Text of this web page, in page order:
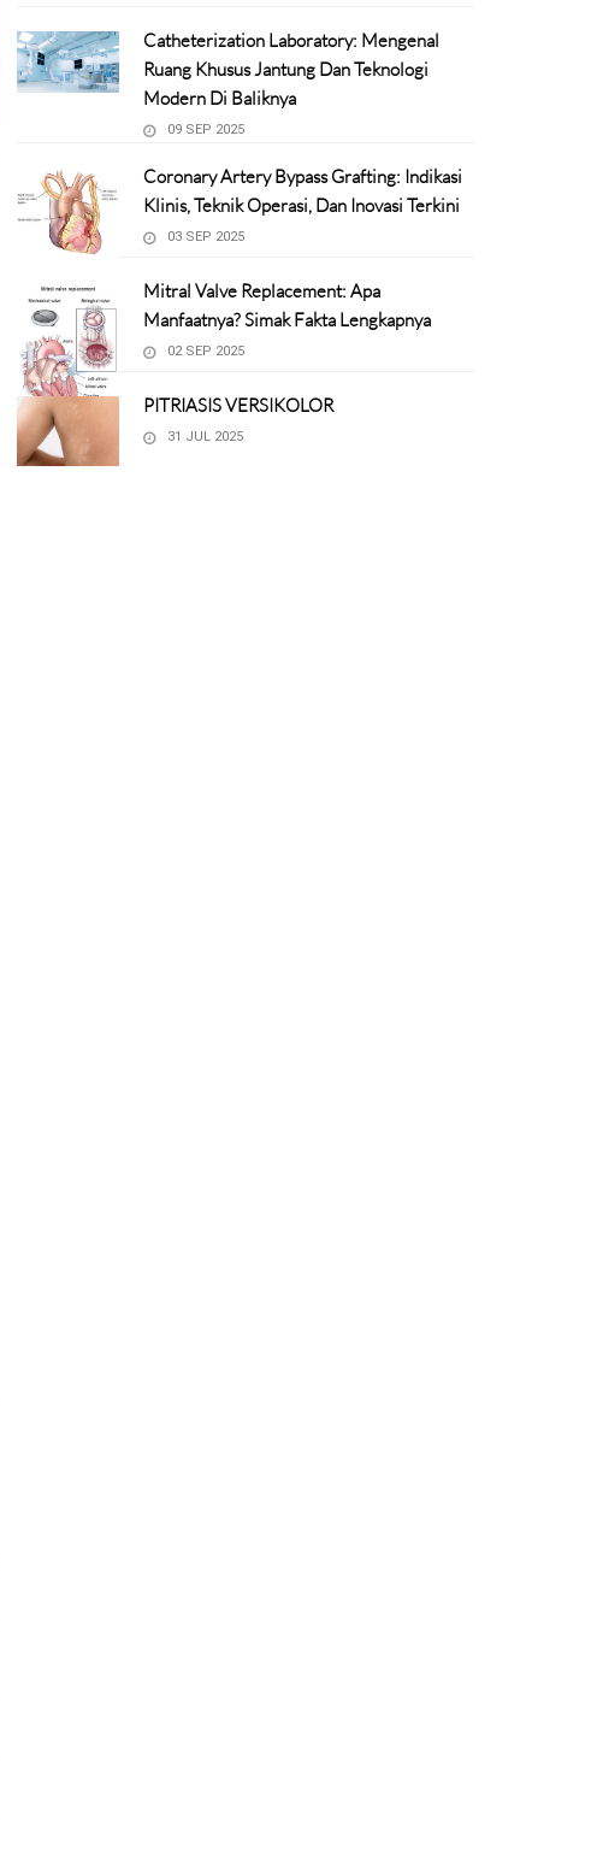
Catheterization Laboratory: Mengenal
Ruang Khusus Jantung Dan Teknologi
Modern Di Baliknya
09 SEP 2025
Coronary Artery Bypass Grafting: Indikasi
Klinis, Teknik Operasi, Dan Inovasi Terkini
03 SEP 2025
Mitral Valve Replacement: Apa
Manfaatnya? Simak Fakta Lengkapnya
02 SEP 2025
PITRIASIS VERSIKOLOR
31 JUL 2025